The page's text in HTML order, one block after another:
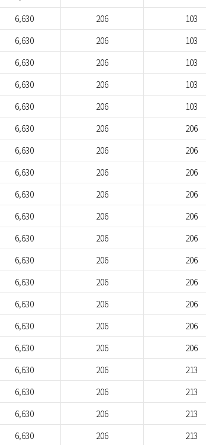
6,630 206 103
6,630 206 103
6,630 206 103
6,630 206 103
6,630 206 103
6,630 206 206
6,630 206 206
6,630 206 206
6,630 206 206
6,630 206 206
6,630 206 206
6,630 206 206
6,630 206 206
6,630 206 206
6,630 206 206
6,630 206 206
6,630 206 213
6,630 206 213
6,630 206 213
6,630 206 213